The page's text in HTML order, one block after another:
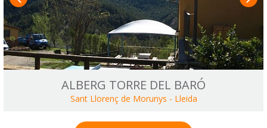
ALBERG TORRE DEL BARÓ
Sant Llorenç de Morunys - Lleida